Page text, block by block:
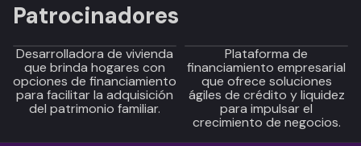
Patrocinadores
Desarrolladora de vivienda
que brinda hogares con
opciones de financiamiento
para facilitar la adquisición
del patrimonio familiar.
Plataforma de
financiamiento empresarial
que ofrece soluciones
ágiles de crédito y liquidez
para impulsar el
crecimiento de negocios.